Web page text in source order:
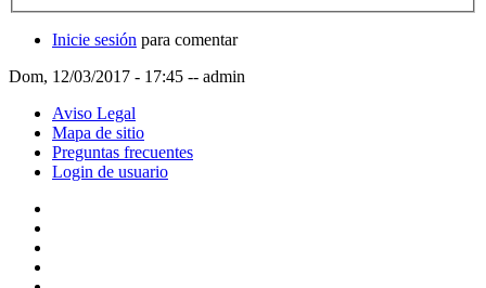
Inicie sesión para comentar
Dom, 12/03/2017 - 17:45 -- admin
Aviso Legal
Mapa de sitio
Preguntas frecuentes
Login de usuario